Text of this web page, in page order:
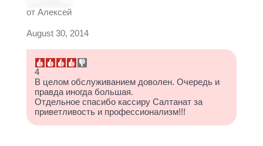
от Алексей
August 30, 2014
4
В целом обслуживанием доволен. Очередь и
правда иногда большая.
Отдельное спасибо кассиру Салтанат за
приветливость и профессионализм!!!